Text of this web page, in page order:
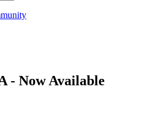
- Now Available